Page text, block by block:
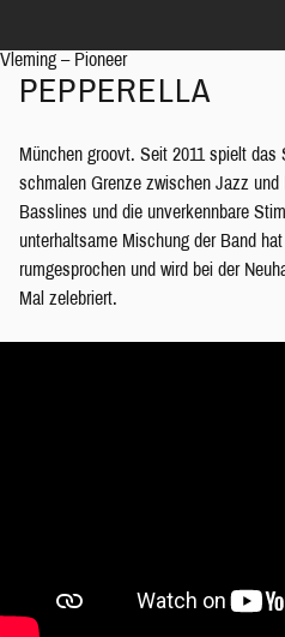
Vleming – Pioneer
PEPPERELLA
München groovt. Seit 2011 spielt das
schmalen Grenze zwischen Jazz
Basslines und die unverkennbare
unterhaltsame Mischung der Band
rumgesprochen und wird bei der
Mal zelebriert.